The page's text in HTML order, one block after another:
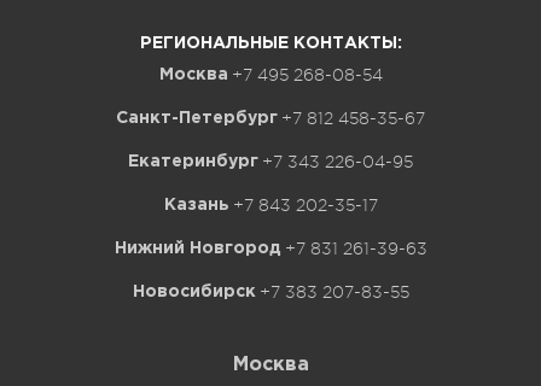
РЕГИОНАЛЬНЫЕ КОНТАКТЫ:
Москва +7 495 268-08-54
Санкт-Петербург +7 812 458-35-67
Екатеринбург +7 343 226-04-95
Казань +7 843 202-35-17
Нижний Новгород +7 831 261-39-63
Новосибирск +7 383 207-83-55
Москва